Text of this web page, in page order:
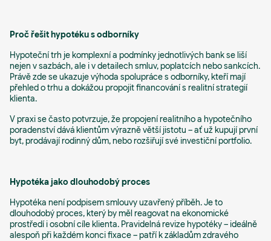
Proč řešit hypotéku s odborníky
Hypoteční trh je komplexní a podmínky jednotlivých bank se liší
nejen v sazbách, ale i v detailech smluv, poplatcích nebo sankcích.
Právě zde se ukazuje výhoda spolupráce s odborníky, kteří mají
přehled o trhu a dokážou propojit financování s realitní strategií
klienta.
V praxi se často potvrzuje, že propojení realitního a hypotečního
poradenství dává klientům výrazně větší jistotu – ať už kupují první
byt, prodávají rodinný dům, nebo rozšiřují své investiční portfolio.
Hypotéka jako dlouhodobý proces
Hypotéka není podpisem smlouvy uzavřený příběh. Je to
dlouhodobý proces, který by měl reagovat na ekonomické
prostředí i osobní cíle klienta. Pravidelná revize hypotéky – ideálně
alespoň při každém konci fixace – patří k základům zdravého